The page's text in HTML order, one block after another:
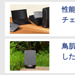
性
チ
鳥
し